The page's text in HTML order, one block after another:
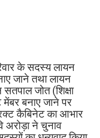
के सदस्य लायन
जाने तथा लायन
जोत (शिक्षा
बनाए जाने पर
कैबिनेट का आभार
अरोड़ा ने चुनाव